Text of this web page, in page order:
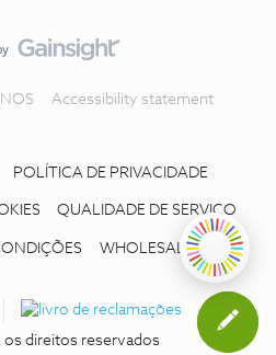
Accessibility statement
POLÍTICA DE PRIVACIDADE
QUALIDADE DE SERVIÇO
WHOLESALE
os direitos reservados